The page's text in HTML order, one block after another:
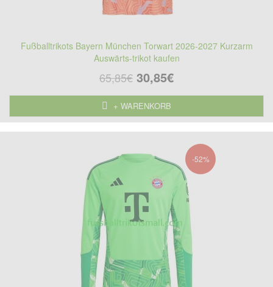
Fußballtrikots Bayern München Torwart 2026-2027 Kurzarm
Auswärts-trikot kaufen
65,85€ 30,85€
+ WARENKORB
-52%